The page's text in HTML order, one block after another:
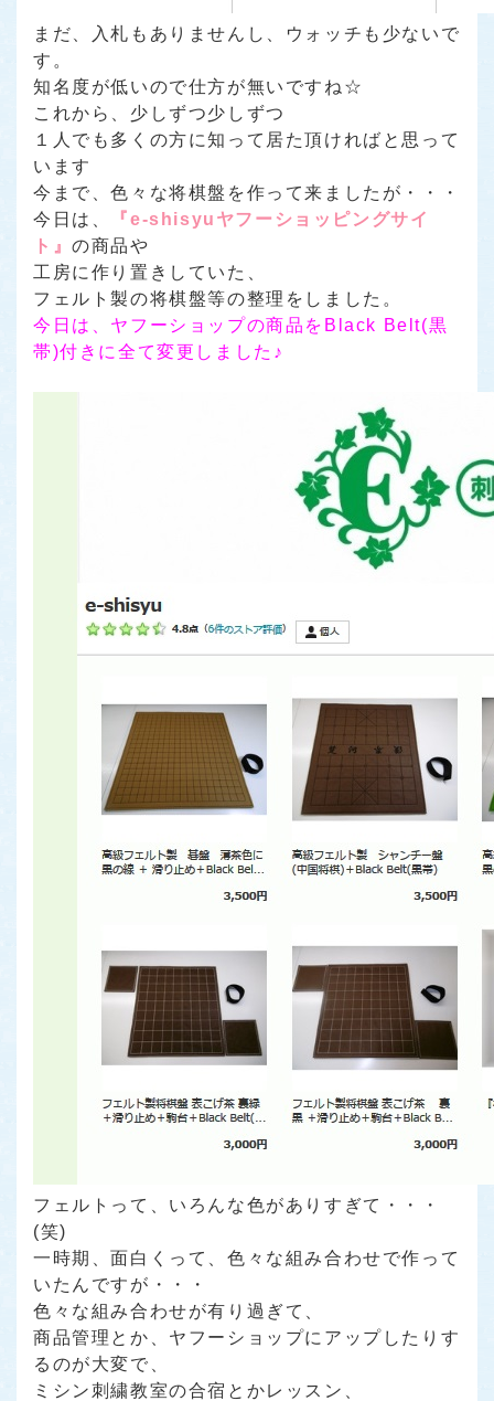
まだ、入札もありませんし、ウォッチも少ないで
す。
知名度が低いので仕方が無いですね☆
これから、少しずつ少しずつ
１人でも多くの方に知って居た頂ければと思って
います
今まで、色々な将棋盤を作って来ましたが・・・
今日は、
『e-shisyuヤフーショッピングサイ
ト』の商品や
工房に作り置きしていた、
フェルト製の将棋盤等の整理をしました。
今日は、ヤフーショップの商品をBlack Belt(黒
帯)付きに全て変更しました♪
フェルトって、いろんな色がありすぎて・・・
(笑)
一時期、面白くって、色々な組み合わせで作って
いたんですが・・・
色々な組み合わせが有り過ぎて、
商品管理とか、ヤフーショップにアップしたりす
るのが大変で、
ミシン刺繍教室の合宿とかレッスン、